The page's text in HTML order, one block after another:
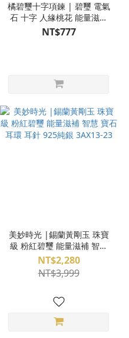
橘碧璽十字項鍊 | 碧璽 電氣
石 十字 人緣桃花 能量滋補
寶石項鍊 925純銀 S25AP17-
25
NT$777
美妙時光 |錫蘭黃剛玉 珠寶
級 粉紅碧璽 能量滋補 智慧
寶石耳環 耳針 925純銀
3AX13-23
NT$2,280
NT$3,999